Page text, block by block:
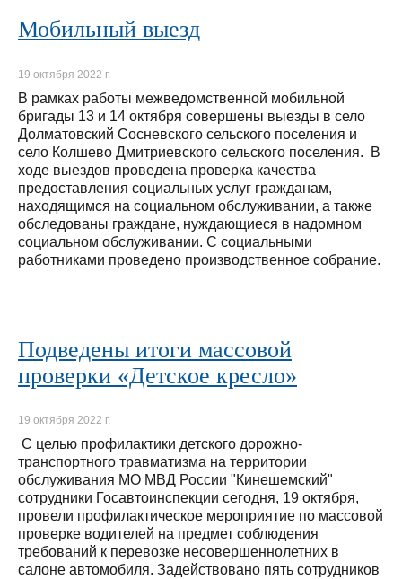
Мобильный выезд
19 октября 2022 г.
В рамках работы межведомственной мобильной
бригады 13 и 14 октября совершены выезды в село
Долматовский Сосневского сельского поселения и
село Колшево Дмитриевского сельского поселения. В
ходе выездов проведена проверка качества
предоставления социальных услуг гражданам,
находящимся на социальном обслуживании, а также
обследованы граждане, нуждающиеся в надомном
социальном обслуживании. С социальными
работниками проведено производственное собрание.
Подведены итоги массовой
проверки «Детское кресло»
19 октября 2022 г.
С целью профилактики детского дорожно-
транспортного травматизма на территории
обслуживания МО МВД России "Кинешемский"
сотрудники Госавтоинспекции сегодня, 19 октября,
провели профилактическое мероприятие по массовой
проверке водителей на предмет соблюдения
требований к перевозке несовершеннолетних в
салоне автомобиля. Задействовано пять сотрудников